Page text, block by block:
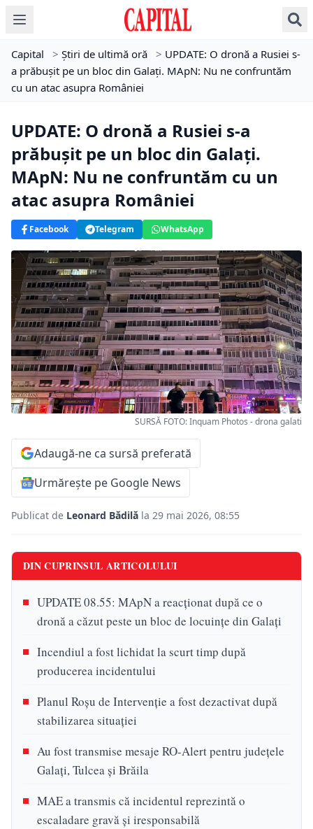
Capital > Știri de ultimă oră > UPDATE: O dronă a Rusiei s-
a prăbuşit pe un bloc din Galaţi. MApN: Nu ne confruntăm
cu un atac asupra României
UPDATE: O dronă a Rusiei s-a
prăbuşit pe un bloc din Galaţi.
MApN: Nu ne confruntăm cu un
atac asupra României
Facebook Telegram WhatsApp
SURSĂ FOTO: Inquam Photos - drona galati
Adaugă-ne ca sursă preferată
Urmărește pe Google News
Publicat de Leonard Bădilă la 29 mai 2026, 08:55
DIN CUPRINSUL ARTICOLULUI
UPDATE 08.55: MApN a reacționat după ce o
dronă a căzut peste un bloc de locuinţe din Galaţi
Incendiul a fost lichidat la scurt timp după
producerea incidentului
Planul Roşu de Intervenţie a fost dezactivat după
stabilizarea situaţiei
Au fost transmise mesaje RO-Alert pentru judeţele
Galaţi, Tulcea şi Brăila
MAE a transmis că incidentul reprezintă o
escaladare gravă și iresponsabilă